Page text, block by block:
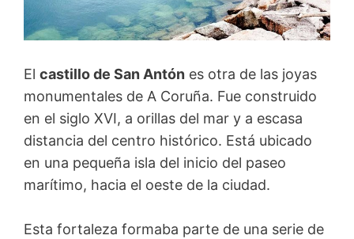
El castillo de San Antón es otra de las joyas
monumentales de A Coruña. Fue construido
en el siglo XVI, a orillas del mar y a escasa
distancia del centro histórico. Está ubicado
en una pequeña isla del inicio del paseo
marítimo, hacia el oeste de la ciudad.
Esta fortaleza formaba parte de una serie de